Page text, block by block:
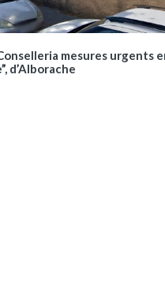
mesures urgents
d’Alborache